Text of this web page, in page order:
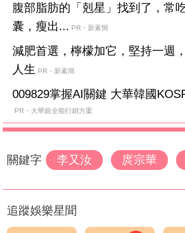
腹部脂肪的「剋星」找到了，常
囊，瘦出... PR・新素簡
減肥首選，檸檬加它，堅持一週
人生 PR・新素簡
009829掌握AI關鍵 大華韓國
PR・大華銀全能行銷方案
關鍵字 李又汝 庹宗華
追蹤娛樂星聞